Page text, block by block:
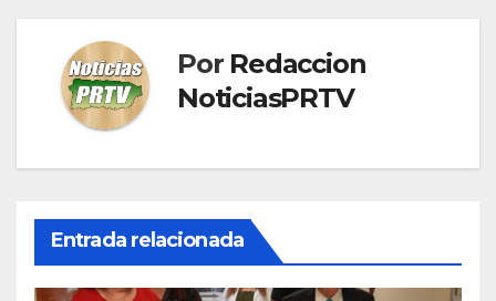
Por Redaccion
NoticiasPRTV
Entrada relacionada